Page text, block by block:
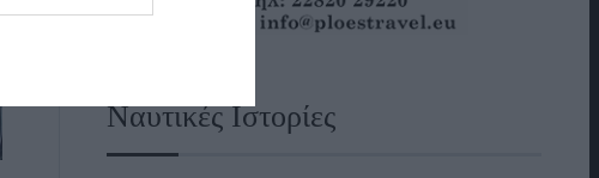
Ναυτικές Ιστορίες